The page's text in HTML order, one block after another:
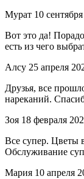
Мурат 10
Вот это да!
есть из чего
Алсу 25 апреля
Друзья, все
нареканий.
Зоя 18 февраля
Все супер. Цветы
Обслуживание
Мария 10 апреля